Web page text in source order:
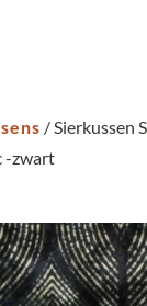
/ Sierkussen
-zwart